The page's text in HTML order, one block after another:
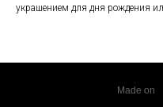
украшением для дня рождения
Made on